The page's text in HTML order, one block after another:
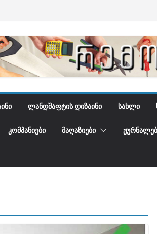
ᲚᲐᲜᲓᲨᲐᲤᲢᲘᲡ ᲓᲘᲖᲐᲘᲜᲘ ᲡᲐᲮᲚᲘ
ᲙᲝᲛᲞᲐᲜᲘᲔᲑᲘ ᲛᲐᲦᲐᲖᲘᲔᲑᲘ